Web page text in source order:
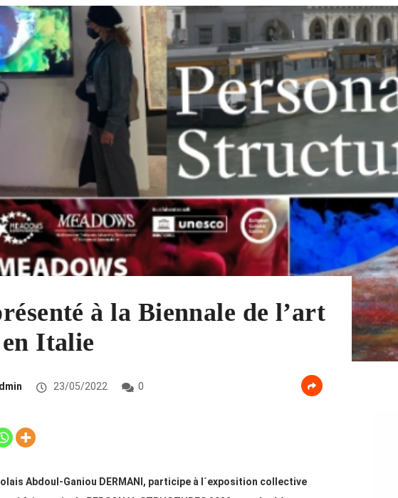
à la Biennale de l’art
en Italie
23/05/2022 0
Abdoul-Ganiou DERMANI, participe à l´exposition collective